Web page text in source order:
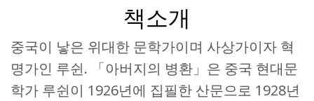
책소개
중국이 낳은 위대한 문학가이며 사상가이자 혁
명가인 루쉰. 「아버지의 병환」은 중국 현대문
학가 루쉰이 1926년에 집필한 산문으로 1928년